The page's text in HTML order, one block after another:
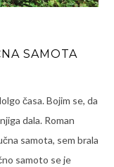
SAMOTA
časa. Bojim se, da
dala. Roman
samota, sem brala
samoto se je